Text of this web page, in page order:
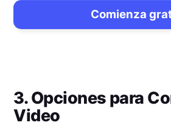
Comienza
3. Opciones para
Video